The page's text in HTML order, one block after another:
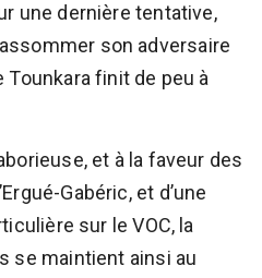
une dernière tentative,
son adversaire
finit de peu à
et à la faveur des
Gabéric, et d’une
sur le VOC, la
se maintient ainsi au